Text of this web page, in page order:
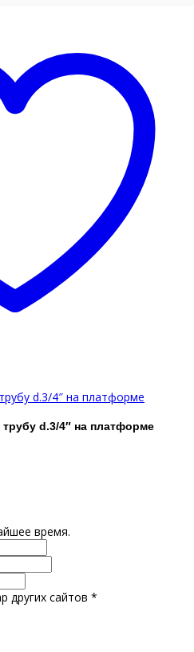
d.3/4″ на платформе
d.3/4″ на платформе
время.
других сайтов *